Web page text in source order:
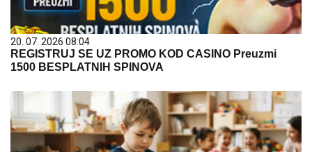
20. 07. 2026 08:04
REGISTRUJ SE UZ PROMO KOD CASINO Preuzmi
1500 BESPLATNIH SPINOVA